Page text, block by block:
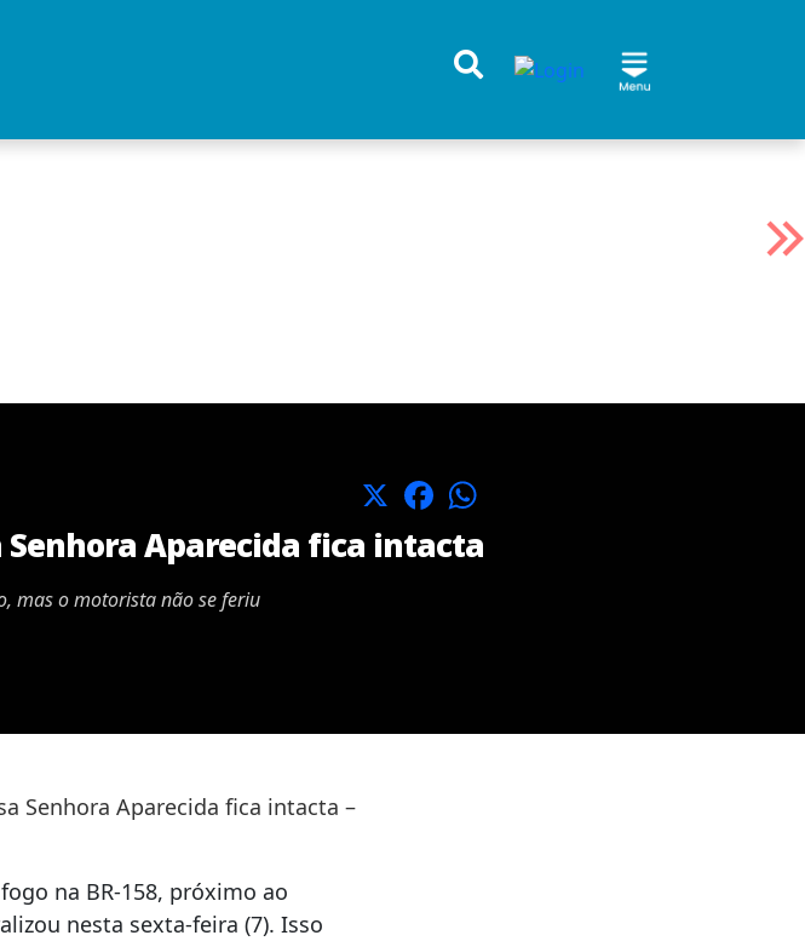
X Facebook
Aparecida fica intacta
mas o motorista não se feriu
Senhora Aparecida fica intacta –
na BR-158, próximo ao
nesta sexta-feira (7). Isso